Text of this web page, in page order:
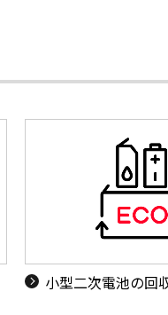
小型二次電池の回